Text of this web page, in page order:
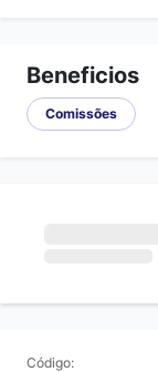
Beneficios
Comissões
Código: